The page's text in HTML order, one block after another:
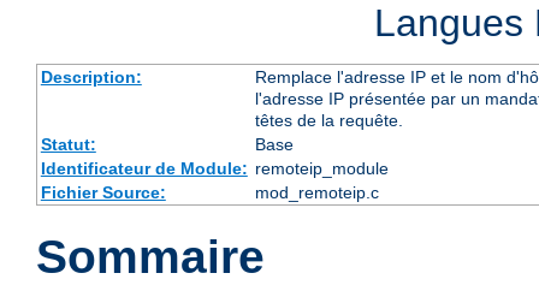
Description:
Remplace l'adresse IP et le nom
l'adresse IP présentée par un
têtes de la requête.
Statut:
Base
Identificateur de Module: remoteip_module
Fichier Source:
mod_remoteip.c
Sommaire